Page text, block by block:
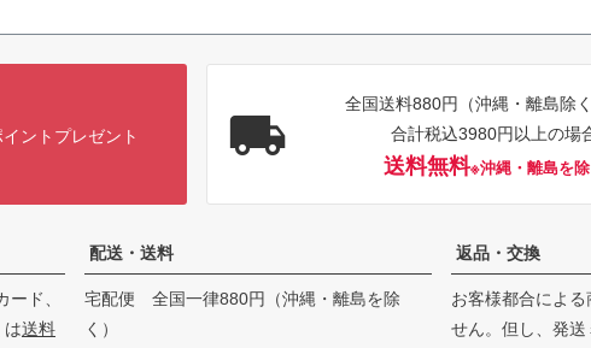
ントプレゼント
全国送料880円（沖縄・離島除
合計税込3980円以上の場
送料無料※沖縄・離島を除
ド、
は送料
配送・送料
宅配便 全国一律880円（沖縄・離島を除
く）
返品・交換
お客様都合によ
せん。但し、発